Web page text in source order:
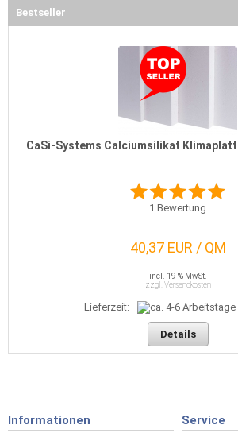
Bestseller
CaSi-Systems Calciumsilikat
1 Bewertung
40,37 EUR / QM
incl. 19 % MwSt.
zzgl. Versandkosten
Lieferzeit:
Details
Informationen Service